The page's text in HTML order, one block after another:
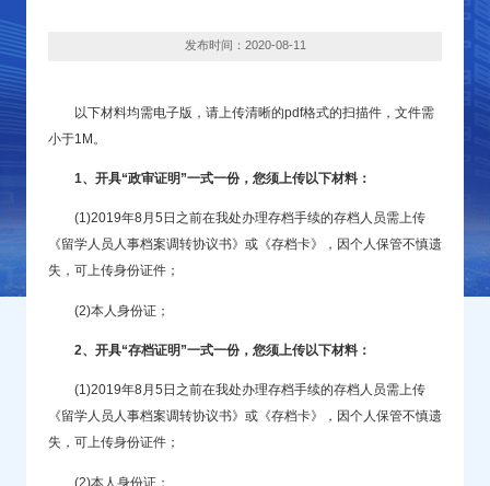
发布时间：2020-08-11
以下材料均需电子版，请上传清晰的pdf格式的扫描件，文件需
小于1M。
1、开具“政审证明”一式一份，您须上传以下材料：
(1)2019年8月5日之前在我处办理存档手续的存档人员需上传
《留学人员人事档案调转协议书》或《存档卡》，因个人保管不慎遗
失，可上传身份证件；
(2)本人身份证；
2、开具“存档证明”一式一份，您须上传以下材料：
(1)2019年8月5日之前在我处办理存档手续的存档人员需上传
《留学人员人事档案调转协议书》或《存档卡》，因个人保管不慎遗
失，可上传身份证件；
(2)本人身份证；